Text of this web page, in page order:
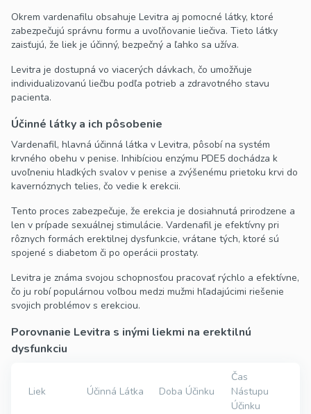
Okrem vardenafilu obsahuje Levitra aj pomocné látky, ktoré
zabezpečujú správnu formu a uvoľňovanie liečiva. Tieto látky
zaisťujú, že liek je účinný, bezpečný a ľahko sa užíva.
Levitra je dostupná vo viacerých dávkach, čo umožňuje
individualizovanú liečbu podľa potrieb a zdravotného stavu
pacienta.
Účinné látky a ich pôsobenie
Vardenafil, hlavná účinná látka v Levitra, pôsobí na systém
krvného obehu v penise. Inhibíciou enzýmu PDE5 dochádza k
uvoľneniu hladkých svalov v penise a zvýšenému prietoku krvi do
kavernóznych telies, čo vedie k erekcii.
Tento proces zabezpečuje, že erekcia je dosiahnutá prirodzene a
len v prípade sexuálnej stimulácie. Vardenafil je efektívny pri
rôznych formách erektilnej dysfunkcie, vrátane tých, ktoré sú
spojené s diabetom či po operácii prostaty.
Levitra je známa svojou schopnosťou pracovať rýchlo a efektívne,
čo ju robí populárnou voľbou medzi mužmi hľadajúcimi riešenie
svojich problémov s erekciou.
Porovnanie Levitra s inými liekmi na erektilnú
dysfunkciu
Liek Účinná Látka Doba Účinku
Čas
Nástupu
Účinku